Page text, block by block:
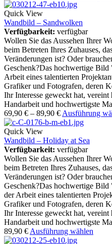
Quick View
Wandbild – Sandwolken
Verfügbarkeit: verfügbar
Wollen Sie das Aussehen Ihrer
beim Betreten Ihres Zuhauses,
Veränderungen ist? Oder
Geschenk?Das hochwertige
Arbeit eines talentierten
Grafiker und Fotografen, deren
Ihr Interesse geweckt hat,
Handarbeit und hochwertigste
69,90 € – 89,90 € Ausführung
Quick View
Wandbild – Holiday at Sea
Verfügbarkeit: verfügbar
Wollen Sie das Aussehen Ihrer
beim Betreten Ihres Zuhauses,
Veränderungen ist? Oder
Geschenk?Das hochwertige
der Arbeit eines talentierten
Grafiker und Fotografen, deren
Ihr Interesse geweckt hat,
Handarbeit und hochwertigste
89,90 € Ausführung wählen